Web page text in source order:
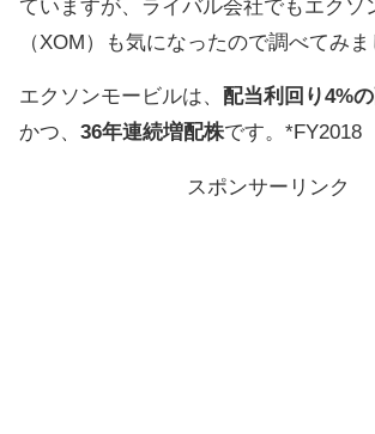
ていますが、ライバル会社でもエクソ
（XOM）も気になったので調べてみま
エクソンモービルは、 配当利回り4%
かつ、 36年連続増配株です。*FY2018
スポンサーリンク